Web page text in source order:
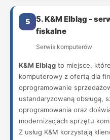
5
5. K&M Elbląg -
fiskalne
Serwis komputerów
K&M Elbląg to miejsce,
komputerowy z ofertą dla
oprogramowanie
ustandaryzowaną obsługą,
oprogramowania oraz
modernizacjach sprzętu
Z usług K&M korzystają